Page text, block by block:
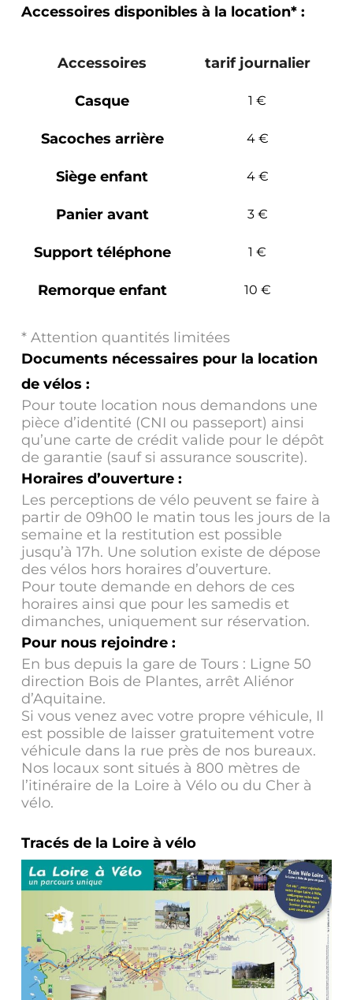
Accessoires disponibles à la location* :
Accessoires tarif journalier
Casque 1 €
Sacoches arrière 4 €
Siège enfant 4 €
Panier avant 3 €
Support téléphone 1 €
Remorque enfant 10 €
* Attention quantités limitées
Documents nécessaires pour la location
de vélos :
Pour toute location nous demandons une
pièce d’identité (CNI ou passeport) ainsi
qu’une carte de crédit valide pour le dépôt
de garantie (sauf si assurance souscrite).
Horaires d’ouverture :
Les perceptions de vélo peuvent se faire à
partir de 09h00 le matin tous les jours de la
semaine et la restitution est possible
jusqu’à 17h. Une solution existe de dépose
des vélos hors horaires d’ouverture.
Pour toute demande en dehors de ces
horaires ainsi que pour les samedis et
dimanches, uniquement sur réservation.
Pour nous rejoindre :
En bus depuis la gare de Tours : Ligne 50
direction Bois de Plantes, arrêt Aliénor
d’Aquitaine.
Si vous venez avec votre propre véhicule, Il
est possible de laisser gratuitement votre
véhicule dans la rue près de nos bureaux.
Nos locaux sont situés à 800 mètres de
l’itinéraire de la Loire à Vélo ou du Cher à
vélo.
Tracés de la Loire à vélo